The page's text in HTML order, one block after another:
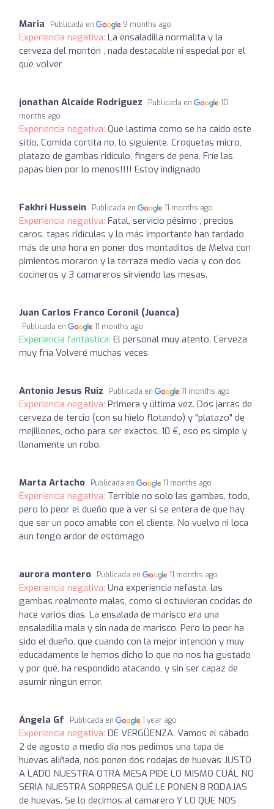
Maria Publicada en 9 months ago
Experiencia negativa: La ensaladilla normalita y la
cerveza del montón , nada destacable ni especial por el
que volver
jonathan Alcaide Rodriguez Publicada en
10
months ago
Experiencia negativa: Que lastima como se ha caído este
sitio. Comida cortita no, lo siguiente. Croquetas micro,
platazo de gambas ridículo, fingers de pena. Fríe las
papas bien por lo menos!!!! Estoy indignado
Fakhri Hussein Publicada en 11 months ago
Experiencia negativa: Fatal, servicio pésimo , precios
caros, tapas ridículas y lo más importante han tardado
más de una hora en poner dos montaditos de Melva con
pimientos moraron y la terraza medio vacía y con dos
cocineros y 3 camareros sirviendo las mesas.
Juan Carlos Franco Coronil (Juanca)
Publicada en 11 months ago
Experiencia fantástica: El personal muy atento. Cerveza
muy fría Volveré muchas veces
Antonio Jesus Ruiz Publicada en 11 months ago
Experiencia negativa: Primera y última vez. Dos jarras de
cerveza de tercio (con su hielo flotando) y "platazo" de
mejillones, ocho para ser exactos, 10 €, eso es simple y
llanamente un robo.
Marta Artacho Publicada en 11 months ago
Experiencia negativa: Terrible no solo las gambas, todo,
pero lo peor el dueño que a ver si se entera de que hay
que ser un poco amable con el cliente. No vuelvo ni loca
aun tengo ardor de estómago
aurora montero Publicada en 11 months ago
Experiencia negativa: Una experiencia nefasta, las
gambas realmente malas, como si estuvieran cocidas de
hace varios días. La ensalada de marisco era una
ensaladilla mala y sin nada de marisco. Pero lo peor ha
sido el dueño, que cuando con la mejor intención y muy
educadamente le hemos dicho lo que no nos ha gustado
y por qué, ha respondido atacando, y sin ser capaz de
asumir ningún error.
Ángela Gf Publicada en 1 year ago
Experiencia negativa: DE VERGÜENZA. Vamos el sábado
2 de agosto a medio día nos pedimos una tapa de
huevas aliñada, nos ponen dos rodajas de huevas JUSTO
A LADO NUESTRA OTRA MESA PIDE LO MISMO CUÁL NO
SERIA NUESTRA SORPRESA QUÉ LE PONEN 8 RODAJAS
de huevas. Se lo decimos al camarero Y LO QUE NOS